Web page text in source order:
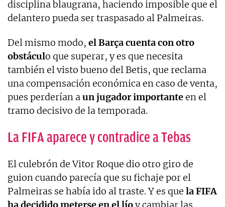
disciplina blaugrana, haciendo imposible que el
delantero pueda ser traspasado al Palmeiras.
Del mismo modo, el Barça cuenta con otro
obstáculo que superar, y es que necesita
también el visto bueno del Betis, que reclama
una compensación económica en caso de venta,
pues perderían aun jugador importanteen el
tramo decisivo de la temporada.
La FIFA aparece y contradice a Tebas
El culebrón de Vitor Roque dio otro giro de
guion cuando parecía que su fichaje por el
Palmeiras se había ido al traste. Y es que la FIFA